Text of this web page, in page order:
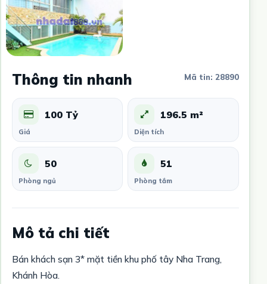
Thông tin nhanh Mã tin: 28890
100 Tỷ
Giá
196.5 m²
Diện tích
50
Phòng ngủ
51
Phòng tắm
Mô tả chi tiết
Bán khách sạn 3* mặt tiền khu phố tây Nha Trang,
Khánh Hòa.